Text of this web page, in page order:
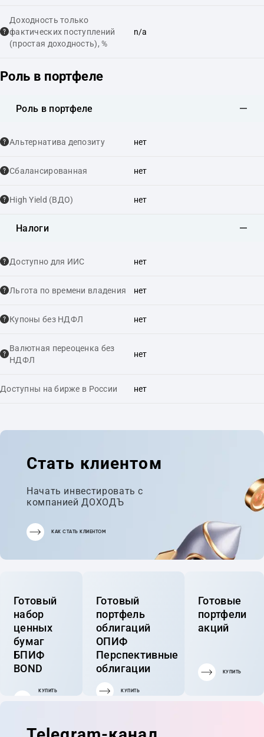
Доходность только
фактических поступлений
(простая доходность), %
n/a
Роль в портфеле
Роль в портфеле
Альтернатива депозиту нет
Сбалансированная нет
High Yield (ВДО) нет
Налоги
Доступно для ИИС нет
Льгота по времени владения нет
Купоны без НДФЛ нет
Валютная переоценка без
НДФЛ
нет
Доступны на бирже в России нет
Стать клиентом
Начать инвестировать с
компанией ДОХОДЪ
КАК СТАТЬ КЛИЕНТОМ
Готовый
набор
ценных
бумаг
БПИФ
BOND
КУПИТЬ
Готовый
портфель
облигаций
ОПИФ
Перспективные
облигации
КУПИТЬ
Готовые
портфели
акций
КУПИТЬ